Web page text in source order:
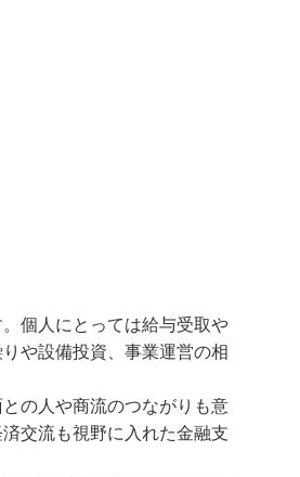
個人にとっては給与受取や
や設備投資、事業運営の相
の人や商流のつながりも意
交流も視野に入れた金融支